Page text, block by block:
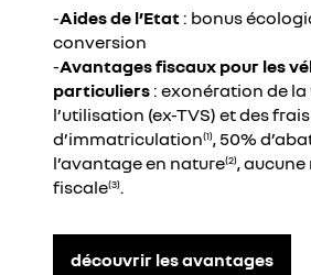
-Aides de l’Etat : bonus
conversion
-Avantages fiscaux pour les
particuliers : exonération de la
l’utilisation (ex-TVS) et des
d’immatriculation(1), 50%
l’avantage en nature(2),
fiscale(3).
découvrir les avantages